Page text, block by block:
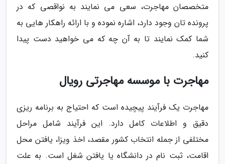
متخصصان مهاجرت، سعی می نمایند به نواقصی که در
پرونده تان وجود دارد، اشاره نموده و با ارائه راهکار هایی به
شما کمک نمایند تا به آن چه که می خواهید دست پیدا
کنید.
مهاجرت با موسسه مهاجرتی رویال
مهاجرت یک فرآیند پیچیده است که احتیاج به برنامه ریزی
دقیق و اطلاعات کامل دارد. این فرآیند شامل مراحل
مختلفی از جمله انتخاب کشور مقصد، اخذ ویزا، یافتن محل
اقامت، ثبت نام در دانشگاه یا یافتن شغل است. به علت